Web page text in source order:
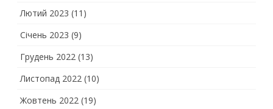
Лютий 2023 (11)
Січень 2023 (9)
Грудень 2022 (13)
Листопад 2022 (10)
Жовтень 2022 (19)